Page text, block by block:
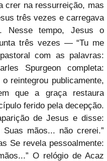
crer na ressurreição, mas
três vezes e carregava
Nesse tempo, Jesus o
três vezes — “Tu me
com as palavras:
Spurgeon completa:
reintegrou publicamente,
que a graça restaura
ferido pela decepção.
de Jesus e disse:
mãos... não crerei.”
Se revela pessoalmente:
O relógio de Acaz